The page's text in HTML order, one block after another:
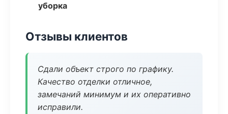
уборка
Отзывы клиентов
Сдали объект строго по графику.
Качество отделки отличное,
замечаний минимум и их оперативно
исправили.